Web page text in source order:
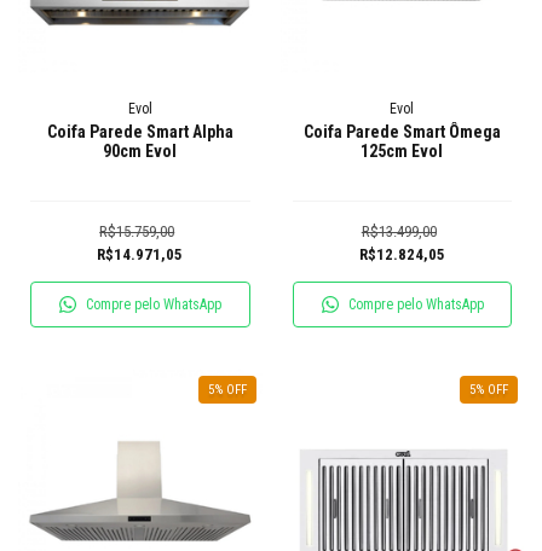
Evol
Coifa Parede Smart Alpha
90cm Evol
R$15.759,00
R$14.971,05
Compre pelo WhatsApp
Evol
Coifa Parede Smart Ômega
125cm Evol
R$13.499,00
R$12.824,05
Compre pelo WhatsApp
5% OFF 5% OFF